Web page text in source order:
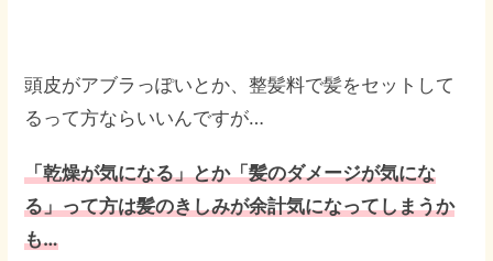
頭皮がアブラっぽいとか、整髪料で髪をセットして
るって方ならいいんですが…
「乾燥が気になる」とか「髪のダメージが気にな
る」って方は髪のきしみが余計気になってしまうか
も…